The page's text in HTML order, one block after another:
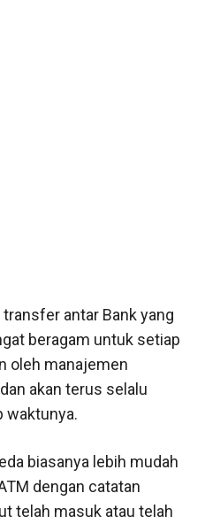
antar Bank yang
beragam untuk setiap
oleh manajemen
akan terus selalu
waktunya.
biasanya lebih mudah
dengan catatan
telah masuk atau telah